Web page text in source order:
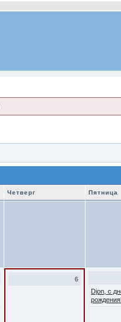
Четверг Пятница
6
Djon, с
рождения!